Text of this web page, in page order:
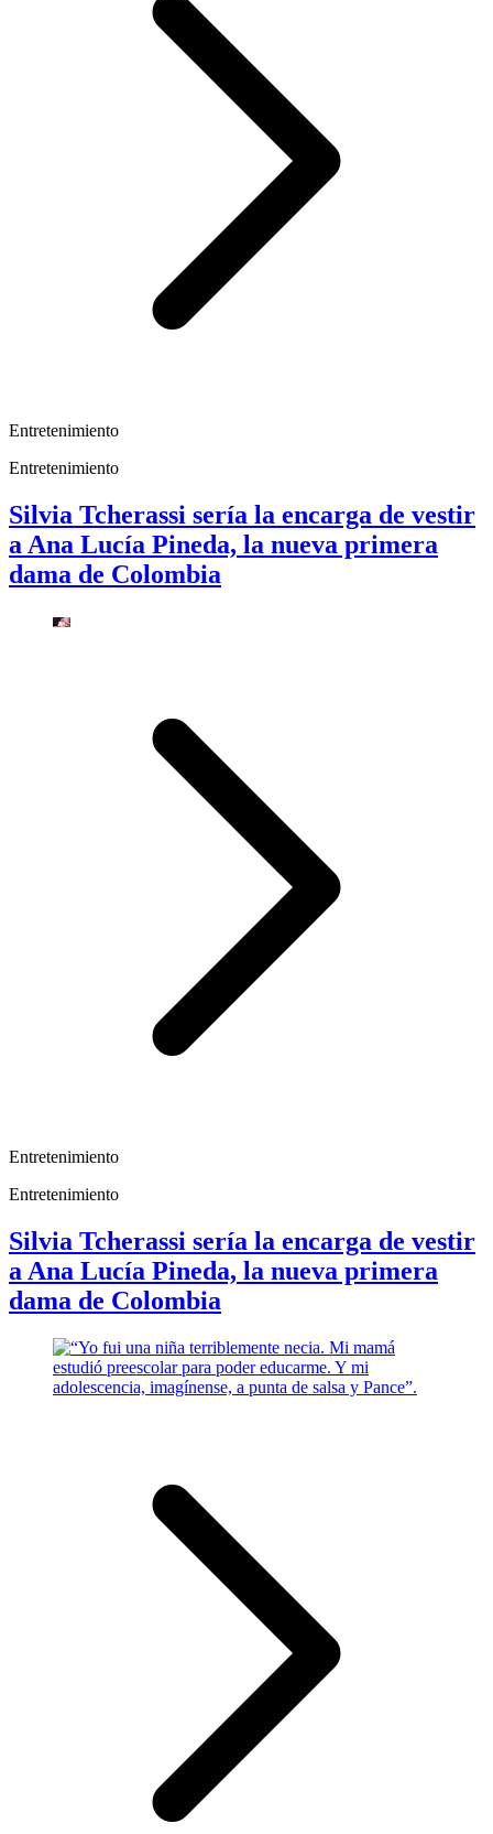
Entretenimiento
Entretenimiento
Silvia Tcherassi sería la encarga de vestir
a Ana Lucía Pineda, la nueva primera
dama de Colombia
Entretenimiento
Entretenimiento
Silvia Tcherassi sería la encarga de vestir
a Ana Lucía Pineda, la nueva primera
dama de Colombia